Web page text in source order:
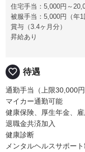
住宅手当：5,000円～
被服手当：5,000円（年1
賞与（3.4ヶ月分）
昇給あり
favorite_border 待遇
通勤手当（上限30,000円
マイカー通勤可能
健康保険、厚生年金、
退職金共済加入
健康診断
メンタルヘルスサポー